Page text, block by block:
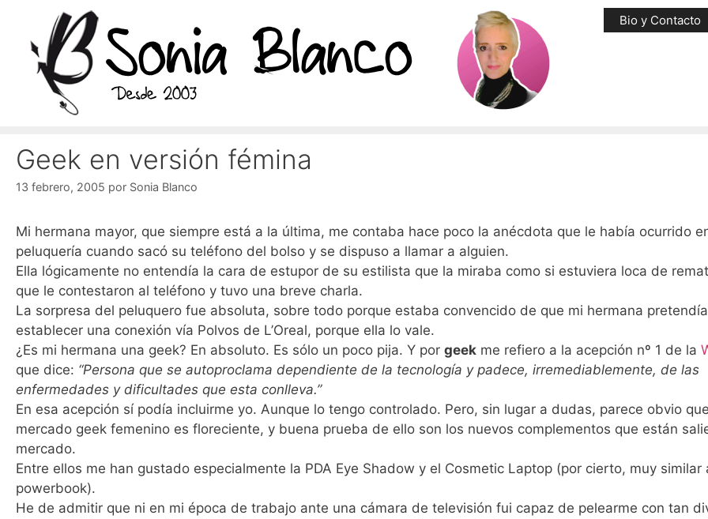
contenido
Bio y Contacto
Geek en versión fémina
13 febrero, 2005 por Sonia Blanco
Mi hermana mayor, que siempre está a la última, me contaba hace poco la anécdota que le había ocurrido
peluquería cuando sacó su teléfono del bolso y se dispuso a llamar a alguien.
Ella lógicamente no entendía la cara de estupor de su estilista que la miraba como si estuviera loca de
que le contestaron al teléfono y tuvo una breve charla.
La sorpresa del peluquero fue absoluta, sobre todo porque estaba convencido de que mi hermana pretendía
establecer una conexión vía Polvos de L’Oreal, porque ella lo vale.
¿Es mi hermana una geek? En absoluto. Es sólo un poco pija. Y por geek me refiero a la acepción nº 1 de la
que dice: “Persona que se autoproclama dependiente de la tecnología y padece, irremediablemente, de las
enfermedades y dificultades que esta conlleva.”
En esa acepción sí podía incluirme yo. Aunque lo tengo controlado. Pero, sin lugar a dudas, parece obvio
mercado geek femenino es floreciente, y buena prueba de ello son los nuevos complementos que están
mercado.
Entre ellos me han gustado especialmente la PDA Eye Shadow y el Cosmetic Laptop (por cierto, muy similar
powerbook).
He de admitir que ni en mi época de trabajo ante una cámara de televisión fui capaz de pelearme con tan